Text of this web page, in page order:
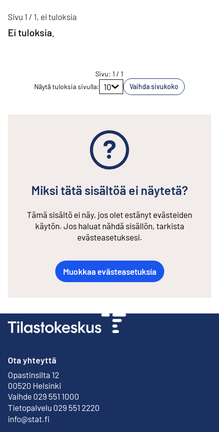
Sivu 1 / 1, ei tuloksia
Ei tuloksia.
Siirry sivulle
Sivu: 1 /1
Näytä tuloksia sivulla: 10 Vaihda sivukoko
Miksi tätä sisältöä ei näytetä?
Tämä sisältö ei näy, jos olet estänyt evästeiden
käytön. Jos haluat nähdä sisällön, tarkista
evästeasetuksesi.
Muokkaa evästeasetuksia
Ota yhteyttä
Opastinsilta 12
00520 Helsinki
Ulkoinen linkki
Vaihde 029 551 1000
Tietopalvelu 029 551 2220
info@stat.fi